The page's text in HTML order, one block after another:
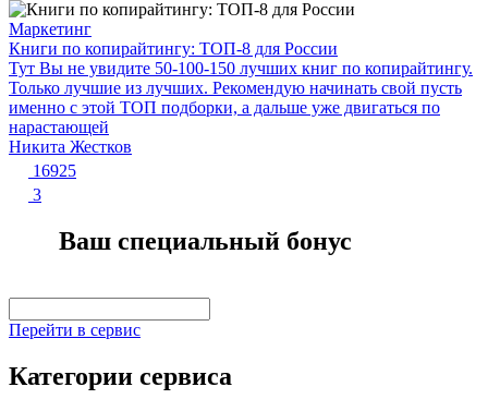
Маркетинг
Книги по копирайтингу: ТОП-8 для России
Тут Вы не увидите 50-100-150 лучших книг по копирайтингу.
Только лучшие из лучших. Рекомендую начинать свой пусть
именно с этой ТОП подборки, а дальше уже двигаться по
нарастающей
Никита Жестков
16925
3
Ваш специальный бонус
Перейти в сервис
Категории сервиса